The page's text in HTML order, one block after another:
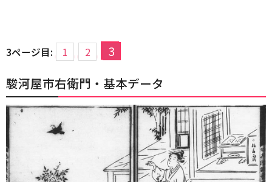
3ページ目: 1 2 3
駿河屋市右衛門・基本データ